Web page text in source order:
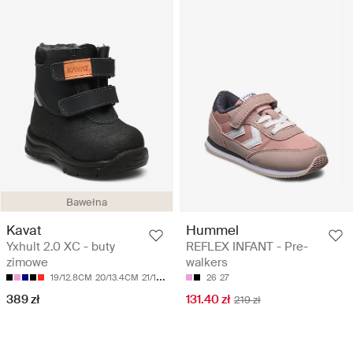
Bawełna
Kavat
Yxhult 2.0 XC - buty
zimowe
19/12.8CM 20/13.4CM 21/14CM 22/14.6CM 23/15.2CM
389 zł
Hummel
REFLEX INFANT - Pre-
walkers
26 27
131.40 zł 219 zł